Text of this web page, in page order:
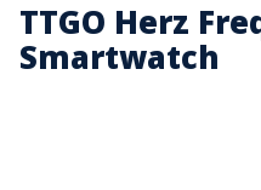
TTGO Herz
Smartwatch